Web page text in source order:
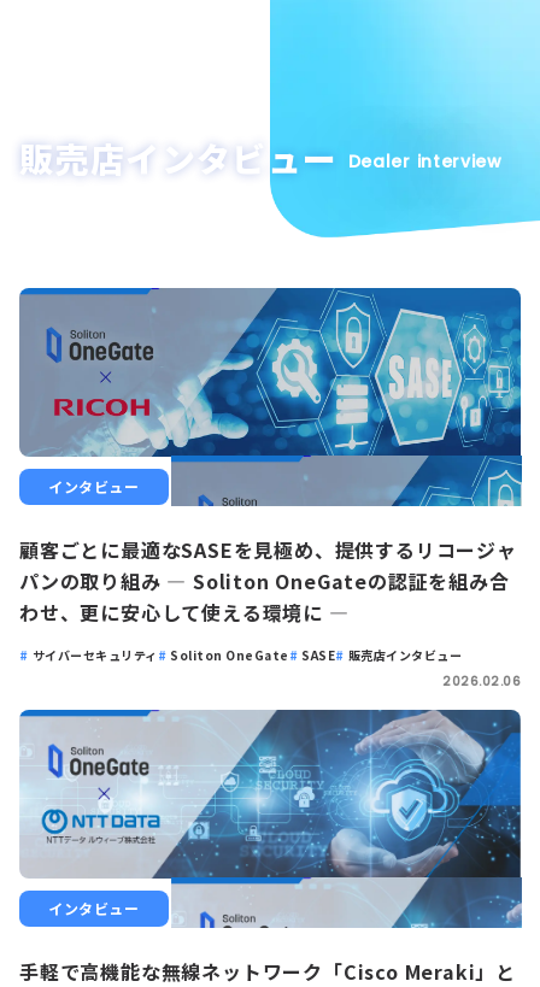
販売店インタビュー Dealer interview
インタビュー
顧客ごとに最適なSASEを見極め、提供するリコージャ
パンの取り組み ― Soliton OneGateの認証を組み合
わせ、更に安心して使える環境に ―
サイバーセキュリティ Soliton OneGate SASE
販売店インタビュー
2026.02.06
インタビュー
手軽で高機能な無線ネットワーク「Cisco Meraki」と